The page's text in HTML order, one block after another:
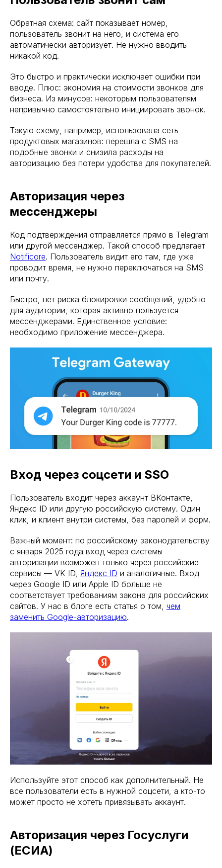
Обратная схема: сайт показывает номер,
пользователь звонит на него, и система его
автоматически авторизует. Не нужно вводить
никакой код.
Это быстро и практически исключает ошибки при
вводе. Плюс: экономия на стоимости звонков для
бизнеса. Из минусов: некоторым пользователям
непривычно самостоятельно инициировать звонок.
Такую схему, например, использовала сеть
продуктовых магазинов: перешла с SMS на
подобные звонки и снизила расходы на
авторизацию без потери удобства для покупателей.
Авторизация через
мессенджеры
Код подтверждения отправляется прямо в Telegram
или другой мессенджер. Такой способ предлагает
Notificore. Пользователь видит его там, где уже
проводит время, не нужно переключаться на SMS
или почту.
Быстро, нет риска блокировки сообщений, удобно
для аудитории, которая активно пользуется
мессенджерами. Единственное условие:
необходимо приложение мессенджера.
Вход через соцсети и SSO
Пользователь входит через аккаунт ВКонтакте,
Яндекс ID или другую российскую систему. Один
клик, и клиент внутри системы, без паролей и форм.
Важный момент: по российскому законодательству
с января 2025 года вход через системы
авторизации возможен только через российские
сервисы — VK ID, Яндекс ID и аналогичные. Вход
через Google ID или Apple ID больше не
соответствует требованиям закона для российских
сайтов. У нас в блоге есть статья о том, чем
заменить Google-авторизацию.
Используйте этот способ как дополнительный. Не
все пользователи есть в нужной соцсети, а кто-то
может просто не хотеть привязывать аккаунт.
Авторизация через Госуслуги
(ЕСИА)